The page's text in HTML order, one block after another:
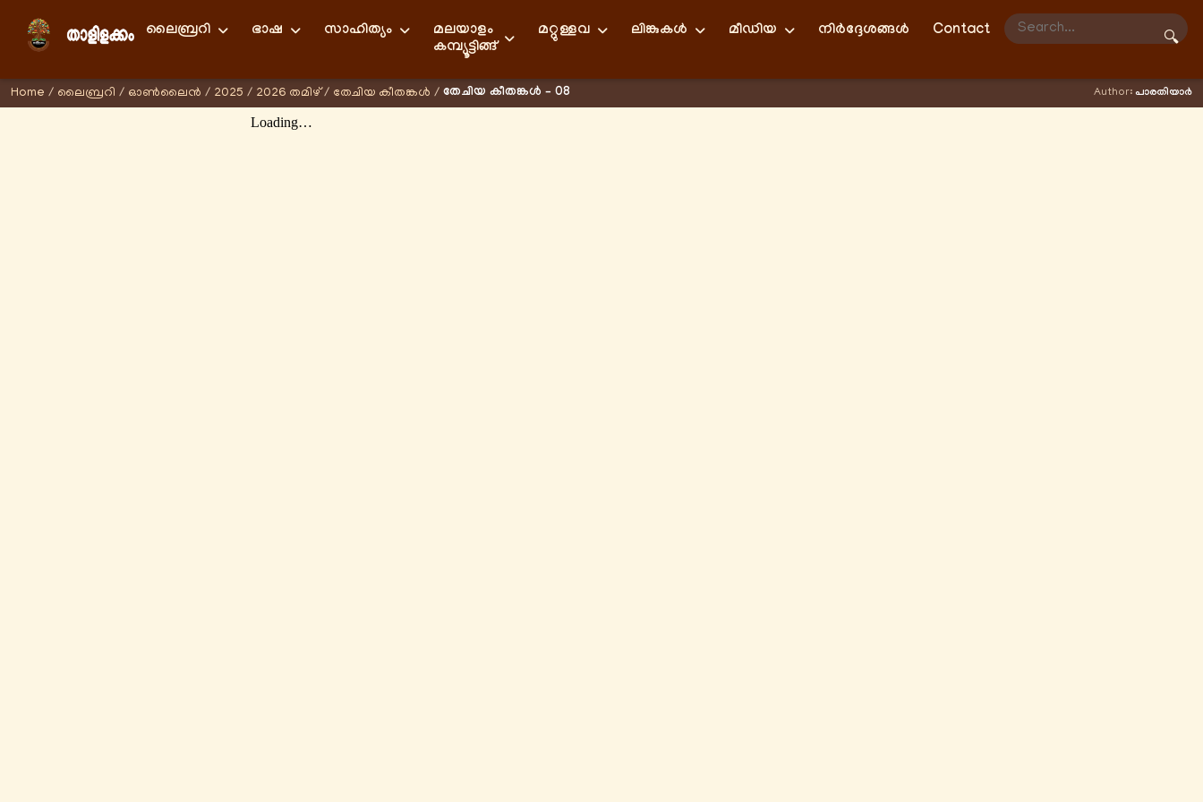
ലൈബ്രറി ഭാഷ സാഹിത്യം
മലയാളം
കമ്പ്യൂട്ടിങ്ങ്
മറ്റുള്ളവ ലിങ്കുകള്‍ മീഡിയ നിർദ്ദേശങ്ങൾ Contact
🔍
Home / ലൈബ്രറി / ഓണ്‍ലൈന്‍ / 2025 / 2026 തമിഴ് / തേചിയ കീതങ്കൾ / തേചിയ കീതങ്കൾ – 08 Author: പാരതിയാർ